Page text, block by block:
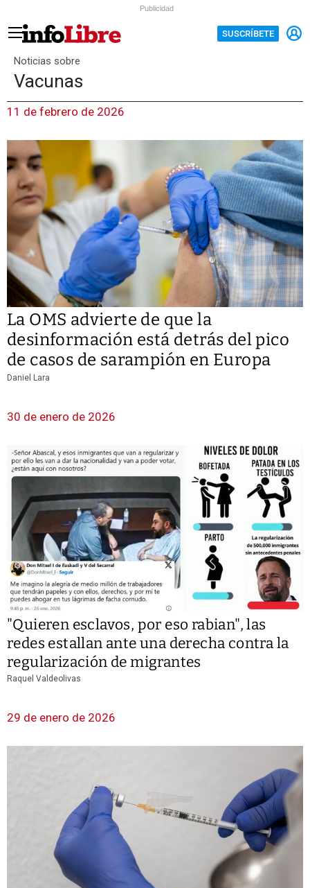
Publicidad
SUSCRÍBETE
Noticias sobre
Vacunas
11 de febrero de 2026
La OMS advierte de que la
desinformación está detrás del pico
de casos de sarampión en Europa
Daniel Lara
30 de enero de 2026
"Quieren esclavos, por eso rabian", las
redes estallan ante una derecha contra la
regularización de migrantes
Raquel Valdeolivas
29 de enero de 2026